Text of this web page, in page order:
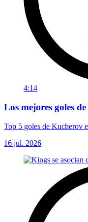
4:14
Los mejores goles
Top 5 goles de Kucherov
16 jul. 2026